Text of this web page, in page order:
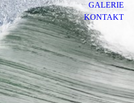
GALERIE
KONTAKT